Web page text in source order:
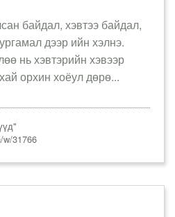
байдал, хэвтээ байдал,
дээр ийн хэлнэ.
нь хэвтэрийн хэвээр
орхин хоёул дөрө...
w/31766